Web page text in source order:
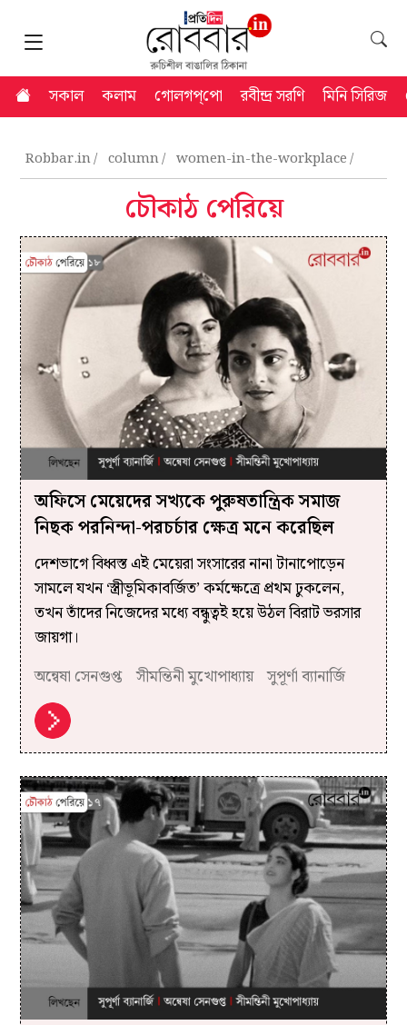
সকাল কলাম গোলগপ্‌পো রবীন্দ্র সরণি মিনি সিরিজ
Robbar.in column women-in-the-workplace
চৌকাঠ পেরিয়ে
অফিসে মেয়েদের সখ্যকে পুরুষতান্ত্রিক সমাজ
নিছক পরনিন্দা-পরচর্চার ক্ষেত্র মনে করেছিল
দেশভাগে বিধ্বস্ত এই মেয়েরা সংসারের নানা টানাপোড়েন
সামলে যখন ‘স্ত্রীভূমিকাবর্জিত’ কর্মক্ষেত্রে প্রথম ঢুকলেন,
তখন তাঁদের নিজেদের মধ্যে বন্ধুত্বই হয়ে উঠল বিরাট ভরসার
জায়গা।
অন্বেষা সেনগুপ্ত সীমন্তিনী মুখোপাধ্যায় সুপূর্ণা ব্যানার্জি